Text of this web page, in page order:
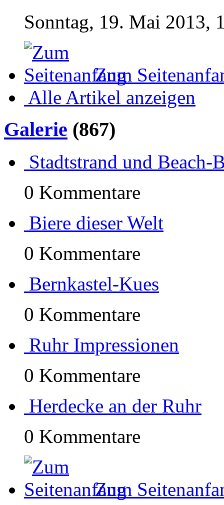
Sonntag, 19. Mai 2013,
Zum
Alle Artikel anzeigen
Galerie (867)
Stadtstrand und Beach-
0 Kommentare
Biere dieser Welt
0 Kommentare
Bernkastel-Kues
0 Kommentare
Ruhr Impressionen
0 Kommentare
Herdecke an der Ruhr
0 Kommentare
Zum